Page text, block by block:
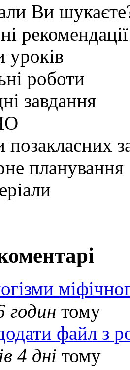
Ви
рекомендації
уроків
роботи
завдання
позакласних
планування
годин тому
файл з
4 дні тому